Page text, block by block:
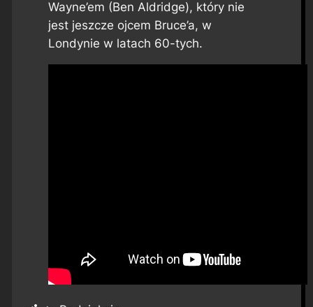
Wayne’em (Ben Aldridge), który nie
jest jeszcze ojcem Bruce’a, w
Londynie w latach 60-tych.